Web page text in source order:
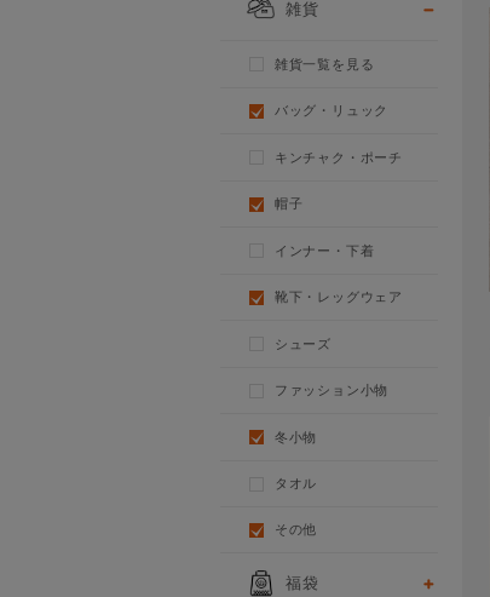
雑貨
雑貨一覧を見る
バッグ・リュック
キンチャク・ポーチ
帽子
インナー・下着
靴下・レッグウェア
シューズ
ファッション小物
冬小物
タオル
その他
福袋